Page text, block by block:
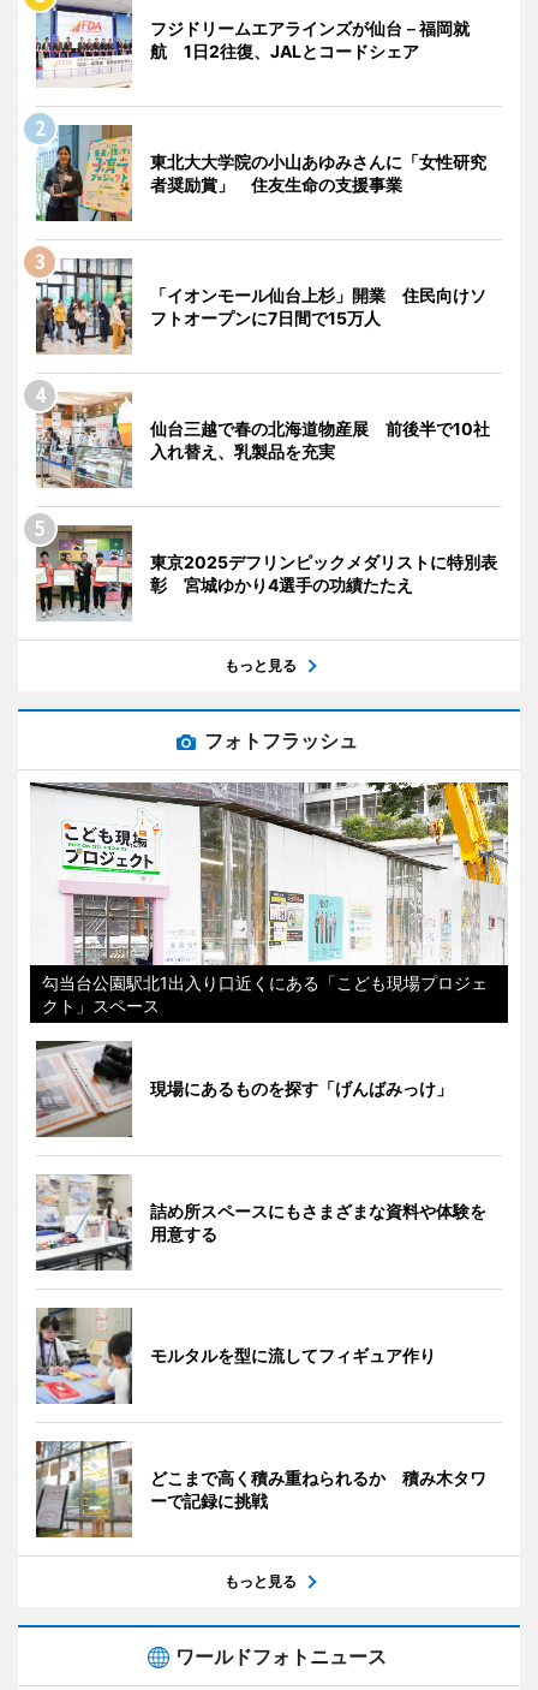
フジドリームエアラインズが仙台－福岡就
航 1日2往復、JALとコードシェア
東北大大学院の小山あゆみさんに「女性研究
者奨励賞」 住友生命の支援事業
「イオンモール仙台上杉」開業 住民向けソ
フトオープンに7日間で15万人
仙台三越で春の北海道物産展 前後半で10社
入れ替え、乳製品を充実
東京2025デフリンピックメダリストに特別表
彰 宮城ゆかり4選手の功績たたえ
もっと見る
フォトフラッシュ
勾当台公園駅北1出入り口近くにある「こども現場プロジェ
クト」スペース
現場にあるものを探す「げんばみっけ」
詰め所スペースにもさまざまな資料や体験を
用意する
モルタルを型に流してフィギュア作り
どこまで高く積み重ねられるか 積み木タワ
ーで記録に挑戦
もっと見る
ワールドフォトニュース